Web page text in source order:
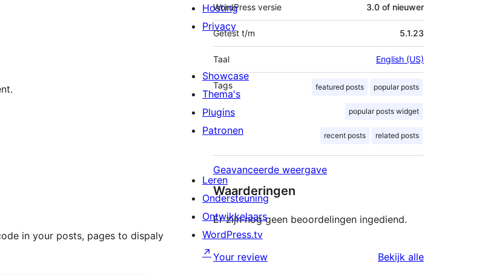
WordPress versie 3.0 of nieuwer
Getest t/m 5.1.23
Taal English (US)
Tags featured posts popular posts
popular posts widget
recent posts related posts
Geavanceerde weergave
Waarderingen
Er zijn nog geen beoordelingen ingediend.
Your review Bekijk alle
Hosting
Privacy
Showcase
Thema's
Plugins
Patronen
Leren
Ondersteuning
Ontwikkelaars
WordPress.tv
↗